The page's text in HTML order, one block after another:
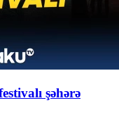
şəhərə